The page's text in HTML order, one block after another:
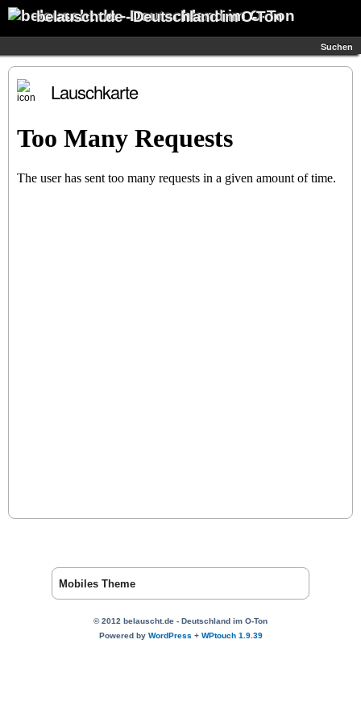
belauscht.de - Deutschland im O-Ton
Suchen
Lauschkarte
Mobiles Theme
© 2012 belauscht.de - Deutschland im O-Ton
Powered by WordPress+ WPtouch 1.9.39